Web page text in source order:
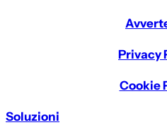
Privacy
Cookie
Soluzioni